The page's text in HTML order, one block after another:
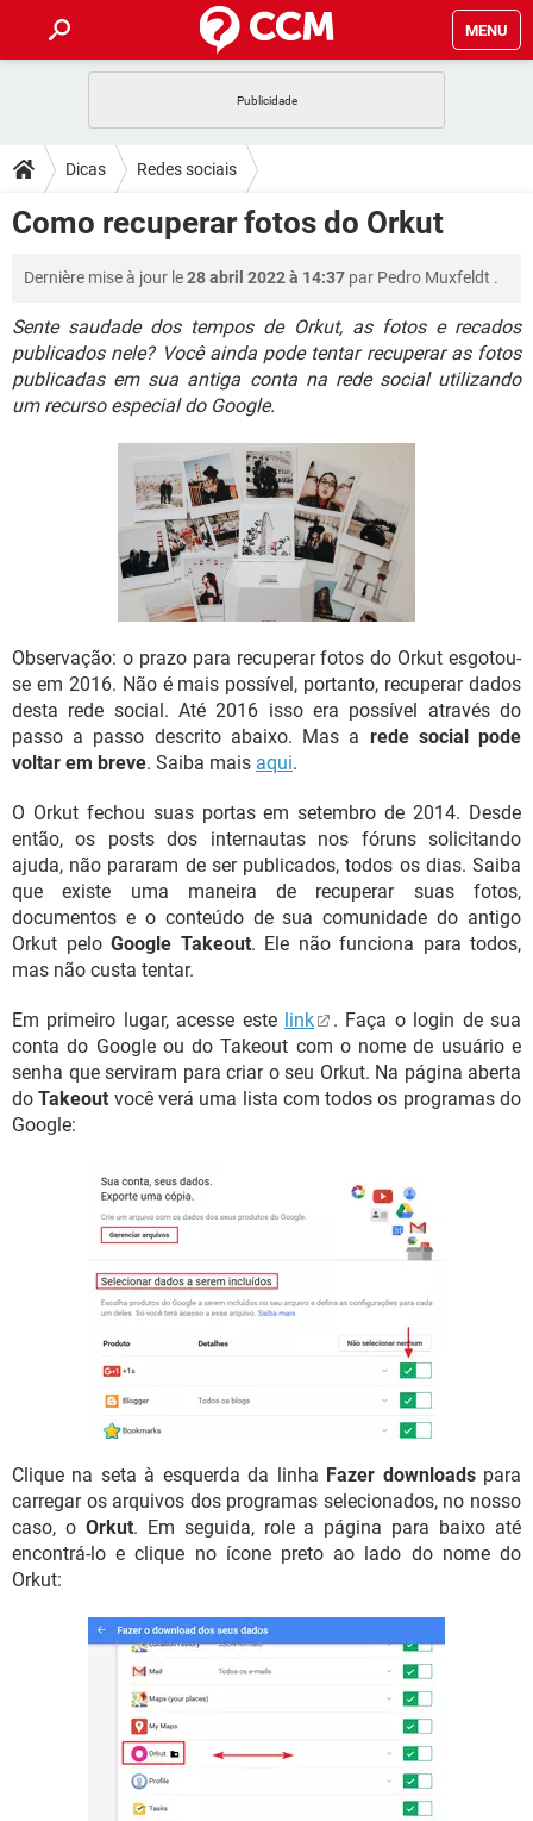
MENU
CELULAR
OUTLOOK EXCEL
DICAS
JOGOS
CELULAR FACEBOOK
OUTLOOK EXCEL
INSTAGRAM GMAIL
GUIA DE COMPRAS
DOWNLOADS
OUTLOOK EXCEL
INSTAGRAM GMAIL
GUIA DE COMPRAS
FÓRUM
JOGOS WHATSAPP
CELULAR FACEBOOK
OUTLOOK
GMAIL
GUIA DE COMPRAS
GLOSSÁRIO
JOGOS WHATSAPP
EXCEL
GMAIL
Dicas Redes sociais
Como recuperar fotos do Orkut
Dernière mise à jour le28 abril 2022 à 14:37 par Pedro Muxfeldt .
Sente saudade dos tempos de Orkut, as fotos e recados
publicados nele? Você ainda pode tentar recuperar as fotos
publicadas em sua antiga conta na rede social utilizando
um recurso especial do Google.
Observação: o prazo para recuperar fotos do Orkut esgotou-
se em 2016. Não é mais possível, portanto, recuperar dados
desta rede social. Até 2016 isso era possível através do
passo a passo descrito abaixo. Mas a rede social pode
voltar em breve. Saiba mais aqui.
O Orkut fechou suas portas em setembro de 2014. Desde
então, os posts dos internautas nos fóruns solicitando
ajuda, não pararam de ser publicados, todos os dias. Saiba
que existe uma maneira de recuperar suas fotos,
documentos e o conteúdo de sua comunidade do antigo
Orkut pelo Google Takeout. Ele não funciona para todos,
mas não custa tentar.
Em primeiro lugar, acesse este link
. Faça o login de sua
conta do Google ou do Takeout com o nome de usuário e
senha que serviram para criar o seu Orkut. Na página aberta
doTakeout você verá uma lista com todos os programas do
Google:
Clique na seta à esquerda da linha Fazer downloadspara
carregar os arquivos dos programas selecionados, no nosso
caso, o Orkut. Em seguida, role a página para baixo até
encontrá-lo e clique no ícone preto ao lado do nome do
Orkut: